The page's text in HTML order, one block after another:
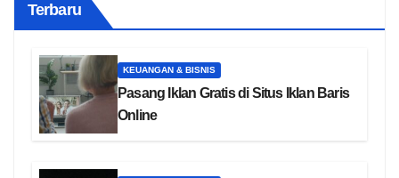
Terbaru
KEUANGAN & BISNIS
Pasang Iklan Gratis di Situs Iklan Baris
Online